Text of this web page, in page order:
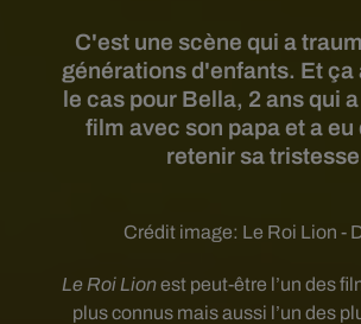
C'est une scène qui a
générations d'enfants. Et ça
le cas pour Bella, 2 ans qui
film avec son papa et a eu
retenir sa
Crédit image: Le Roi Lion -
Le Roi Lionest peut-être l’un des
plus connus mais aussi l’un des